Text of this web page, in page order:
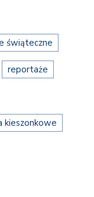
świąteczne
reportaże
kieszonkowe